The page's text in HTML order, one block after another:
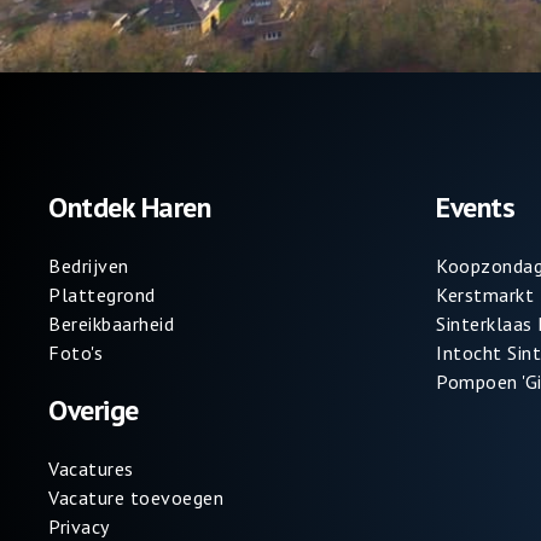
Ontdek Haren
Bedrijven
Plattegrond
Bereikbaarheid
Foto's
Overige
Vacatures
Vacature toevoegen
Privacy
Events
Kerstmarkt
Sinterklaas
Intocht
Pompoen